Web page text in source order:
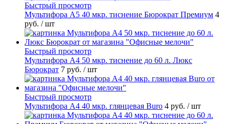
Быстрый просмотр
Мультифора А5 40 мкр. тиснение Бюрократ Премиум 4
руб. / шт
Быстрый просмотр
Мультифора А4 50 мкр. тиснение до 60 л. Люкс
Бюрократ 7 руб. / шт
Быстрый просмотр
Мультифора А4 40 мкр. глянцевая Buro 4 руб. / шт